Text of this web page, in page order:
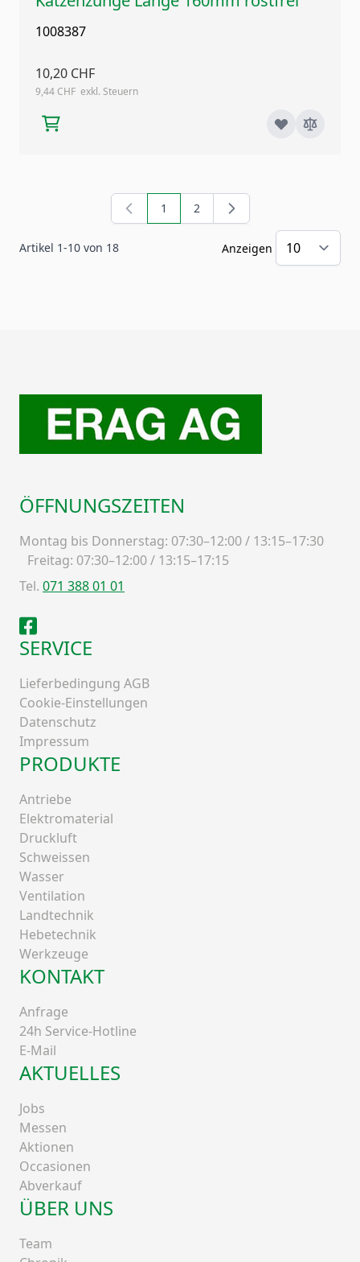
1008387
10,20 CHF
9,44 CHF
Artikel 1-10 von 18
Sie lesen gerade Seite
1 Seite
2
Anzeigen
ÖFFNUNGSZEITEN
Montag bis Donnerstag: 07:30–12:00 / 13:15–17:30
Freitag: 07:30–12:00 / 13:15–17:15
Tel. 071 388 01 01
Facebook
SERVICE
Lieferbedingung AGB
Cookie-Einstellungen
Datenschutz
Impressum
PRODUKTE
Antriebe
Elektromaterial
Druckluft
Schweissen
Wasser
Ventilation
Landtechnik
Hebetechnik
Werkzeuge
KONTAKT
Anfrage
24h Service-Hotline
E-Mail
AKTUELLES
Jobs
Messen
Aktionen
Occasionen
Abverkauf
ÜBER UNS
Team